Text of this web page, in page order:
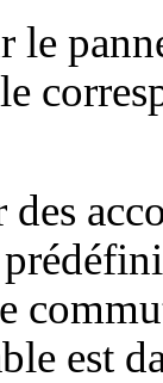
le
est